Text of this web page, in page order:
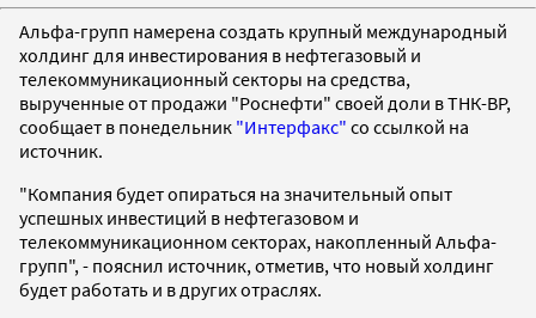
Альфа-групп намерена создать крупный международный
холдинг для инвестирования в нефтегазовый и
телекоммуникационный секторы на средства,
вырученные от продажи "Роснефти" своей доли в ТНК-ВР,
сообщает в понедельник "Интерфакс" со ссылкой на
источник.
"Компания будет опираться на значительный опыт
успешных инвестиций в нефтегазовом и
телекоммуникационном секторах, накопленный Альфа-
групп", - пояснил источник, отметив, что новый холдинг
будет работать и в других отраслях.